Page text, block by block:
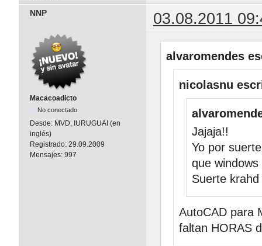
NNP 03.08.2011
Macacoadicto
No conectado
Desde: MVD, IURUGUAI (en
inglés)
Registrado: 29.09.2009
Mensajes: 997
alvaromendes
nicolasnu
Jajaja!!
Yo por
que
Suerte krahd
AutoCAD para
faltan HORAS